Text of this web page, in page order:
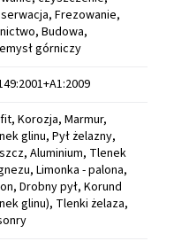
Frezowanie,
Budowa,
górniczy
Korozja, Marmur,
glinu, Pył żelazny,
Aluminium, Tlenek
Limonka - palona,
Drobny pył, Korund
glinu), Tlenki żelaza,